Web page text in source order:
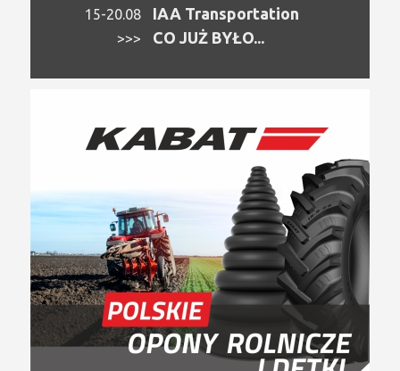
15-20.08 IAA Transportation
>>> CO JUŻ BYŁO...